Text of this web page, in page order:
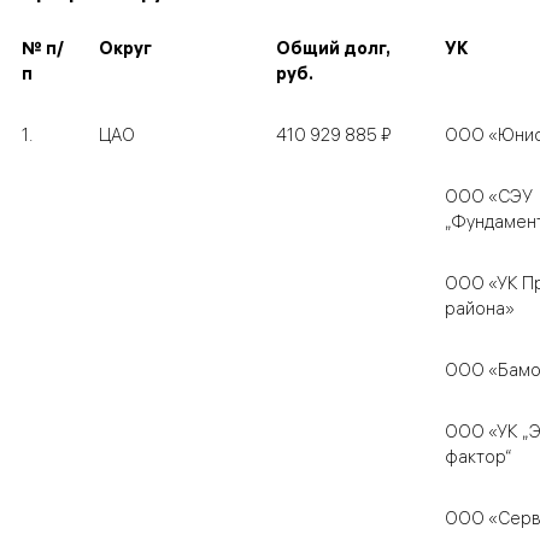
№ п/
п
Округ
Общий долг,
руб.
УК
1. ЦАО 410 929 885 ₽ ООО
ООО «СЭУ
ООО «УК
района»
ООО
ООО «УК
фактор“
ООО